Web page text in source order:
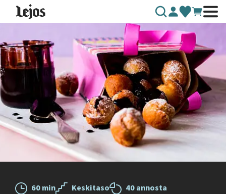
Siirry sisältöön
60 min Keskitaso 40 annosta